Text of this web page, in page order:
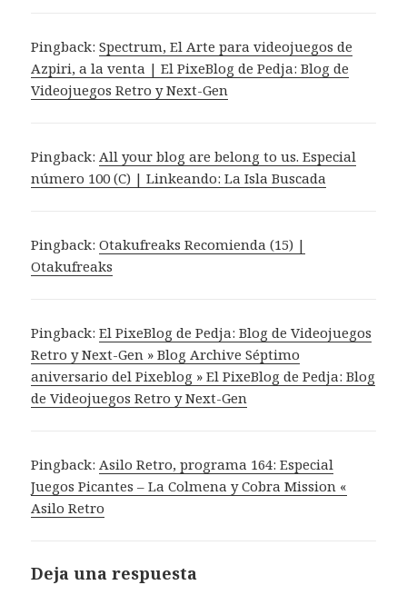
Pingback:Spectrum, El Arte para videojuegos de
Azpiri, a la venta | El PixeBlog de Pedja: Blog de
Videojuegos Retro y Next-Gen
Pingback:All your blog are belong to us. Especial
número 100 (C) | Linkeando: La Isla Buscada
Pingback:Otakufreaks Recomienda (15) |
Otakufreaks
Pingback:El PixeBlog de Pedja: Blog de Videojuegos
Retro y Next-Gen » Blog Archive Séptimo
aniversario del Pixeblog » El PixeBlog de Pedja: Blog
de Videojuegos Retro y Next-Gen
Pingback:Asilo Retro, programa 164: Especial
Juegos Picantes – La Colmena y Cobra Mission «
Asilo Retro
Deja una respuesta